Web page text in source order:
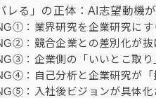
レる」の正体：AI志望動機
：業界研究を企業研究にす
：競合企業との差別化が抜
：企業側の「いいとこ取り
：自己分析と企業研究が「
：入社後ビジョンが具体化